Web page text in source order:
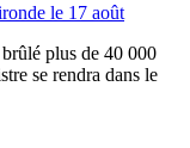
le 17 août
plus de 40 000
se rendra dans le